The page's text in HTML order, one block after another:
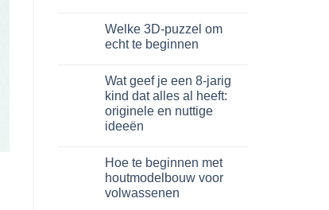
scegliere
op
Come
assemblare
3D
meccanico
Welke 3D-puzzel om
echt te beginnen
op
Quale
puzzle
3D
per
iniziare
Wat geef je een 8-jarig
kind dat alles al heeft:
originele en nuttige
ideeën
op
Cosa
regalare
a
Hoe te beginnen met
houtmodelbouw voor
volwassenen